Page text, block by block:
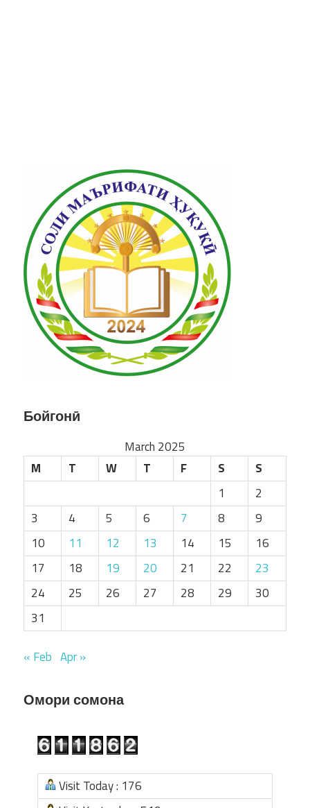
Бойгонӣ
March 2025
M
T W T F S
S
1
2
3
4 5 6 7 8
9
10
11 12 13 14 15
16
17
18 19 20 21 22
23
24
25 26 27 28 29
30
31
« Feb Apr »
Омори сомона
Visit Today : 176